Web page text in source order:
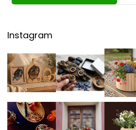
Instagram